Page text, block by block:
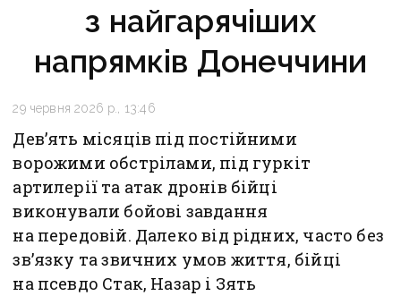
з найгарячіших
напрямків Донеччини
29 червня 2026 р., 13:46
Дев’ять місяців під постійними
ворожими обстрілами, під гуркіт
артилерії та атак дронів бійці
виконували бойові завдання
на передовій. Далеко від рідних, часто без
зв’язку та звичних умов життя, бійці
на псевдо Стак, Назар і Зять